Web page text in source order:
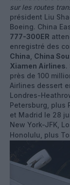
sur les routes
président Liu
Boeing. China
777-300ER
enregistré des
China China
Xiamen Airlines.
près de 100
Airlines dessert
Londres-
Petersburg, plus
et Madrid le 28
New York-JFK,
Honolulu, plus